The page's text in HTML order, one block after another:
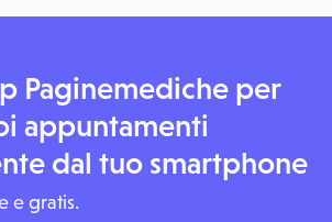
Paginemediche per
appuntamenti
dal tuo smartphone
e gratis.